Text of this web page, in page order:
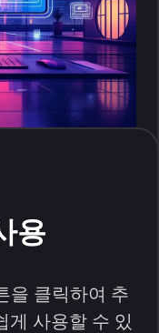
용
을 클릭하여 추
게 사용할 수 있